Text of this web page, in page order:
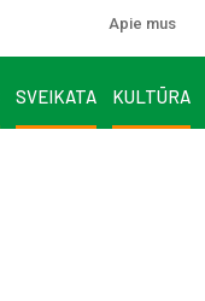
Apie mus
SVEIKATA KULTŪRA